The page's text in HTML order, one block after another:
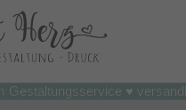
Gestaltungsservice ♥